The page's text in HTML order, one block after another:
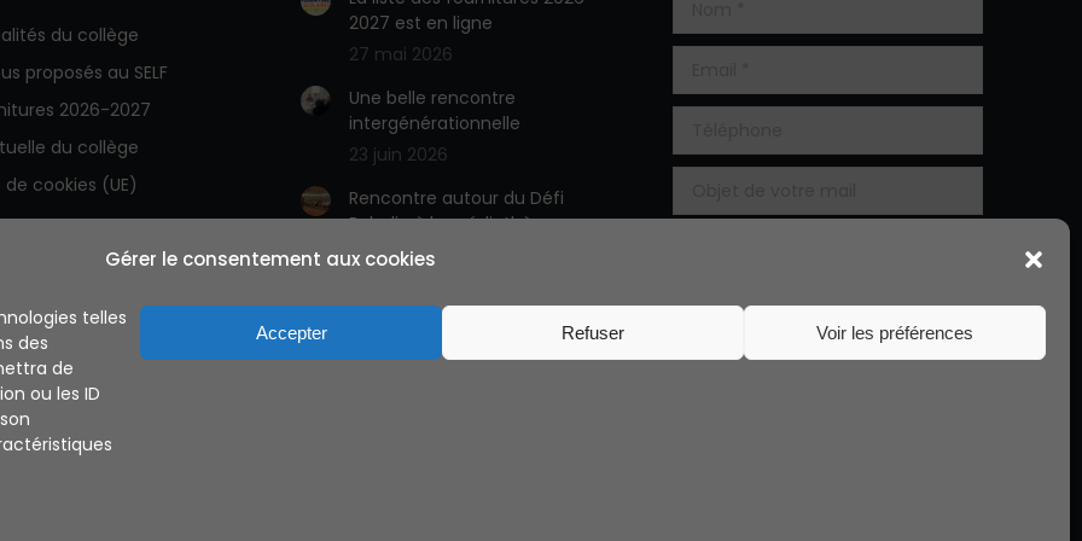
Gérer le consentement aux cookies
telles
des
de
ou les ID
Accepter Refuser Voir les préférences
du collège
proposés au SELF
2026-2027
du collège
de cookies (UE)
2027 est en ligne
27 mai 2026
Une belle rencontre
intergénérationnelle
23 juin 2026
Rencontre autour du Défi
Babelio à la médiathèque
23 juin 2026
15 juin 2026